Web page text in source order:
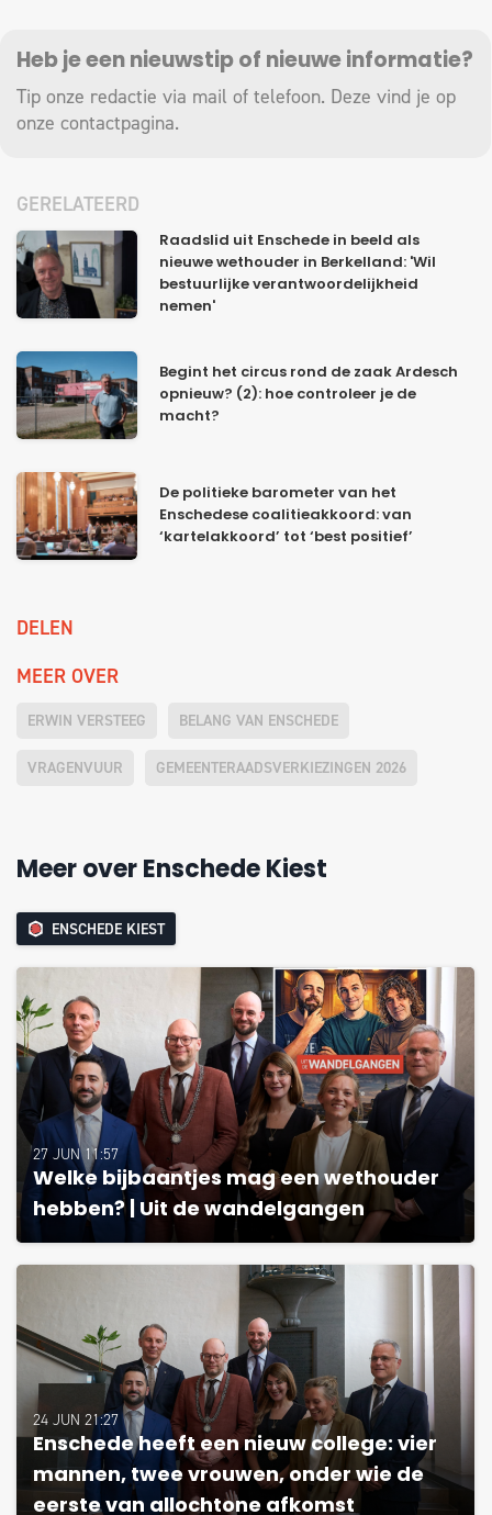
Heb je een nieuwstip of nieuwe informatie?
Tip onze redactie via mail of telefoon. Deze vind je op
onze contactpagina.
GERELATEERD
Raadslid uit Enschede in beeld als
nieuwe wethouder in Berkelland: 'Wil
bestuurlijke verantwoordelijkheid
nemen'
Begint het circus rond de zaak Ardesch
opnieuw? (2): hoe controleer je de
macht?
De politieke barometer van het
Enschedese coalitieakkoord: van
‘kartelakkoord’ tot ‘best positief’
DELEN
MEER OVER
ERWIN VERSTEEG BELANG VAN ENSCHEDE
VRAGENVUUR GEMEENTERAADSVERKIEZINGEN 2026
Meer over Enschede Kiest
ENSCHEDE KIEST
27 JUN 11:57
Welke bijbaantjes mag een wethouder
hebben? | Uit de wandelgangen
24 JUN 21:27
Enschede heeft een nieuw college: vier
mannen, twee vrouwen, onder wie de
eerste van allochtone afkomst